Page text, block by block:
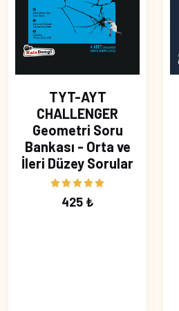
TYT-AYT
CHALLENGER
Geometri Soru
Bankası - Orta ve
İleri Düzey Sorular
425 ₺